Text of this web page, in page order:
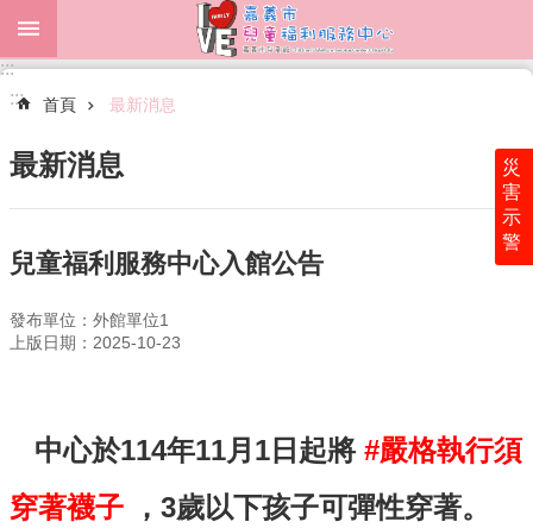
跳到主要內容區塊
進
階
最
新
息
紹
表
單
災
害
示
警
:::
:::
首頁 最新消息
最新消息
兒童福利服務中心入館公告
發布單位：外館單位1
上版日期：2025-10-23
中心於114年11月1日起將 #嚴格執行須
穿著襪子
，3歲以下孩子可彈性穿著。